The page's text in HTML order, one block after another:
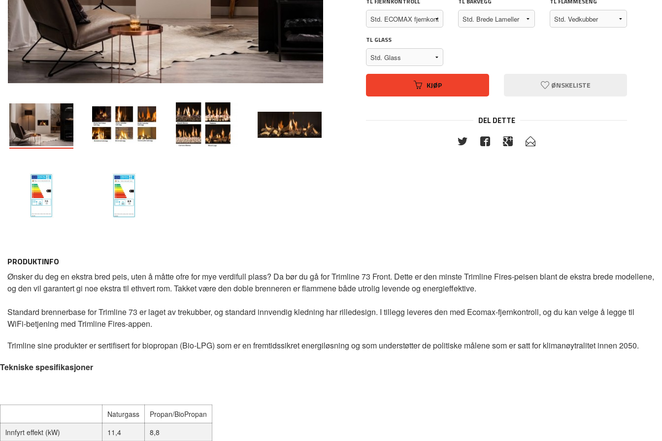
TL GLASS
KJØP ØNSKELISTE
DEL DETTE
PRODUKTINFO
Ønsker du deg en ekstra bred peis, uten å måtte ofre for mye verdifull plass? Da bør du gå for Trimline 73 Front. Dette er den minste Trimline Fires-peisen blant de ekstra brede modellene,
og den vil garantert gi noe ekstra til ethvert rom. Takket være den doble brenneren er flammene både utrolig levende og energieffektive.
Standard brennerbase for Trimline 73 er laget av trekubber, og standard innvendig kledning har rilledesign. I tillegg leveres den med Ecomax-fjernkontroll, og du kan velge å legge til
WiFi-betjening med Trimline Fires-appen.
Trimline sine produkter er sertifisert for biopropan (Bio-LPG) som er en fremtidssikret energiløsning og som understøtter de politiske målene som er satt for klimanøytralitet innen 2050.
Tekniske spesifikasjoner
Naturgass
Propan/BioPropan
lnnfyrt effekt (kW)
11,4
8,8